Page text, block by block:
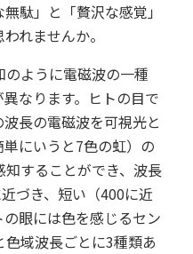
駄」と「贅沢な感覚」
れませんか。
ように電磁波の一種
なります。ヒトの目で
長の電磁波を可視光と
にいうと7色の虹）の
することができ、波長
づき、短い（400に近
眼には色を感じるセン
域波長ごとに3種類あ